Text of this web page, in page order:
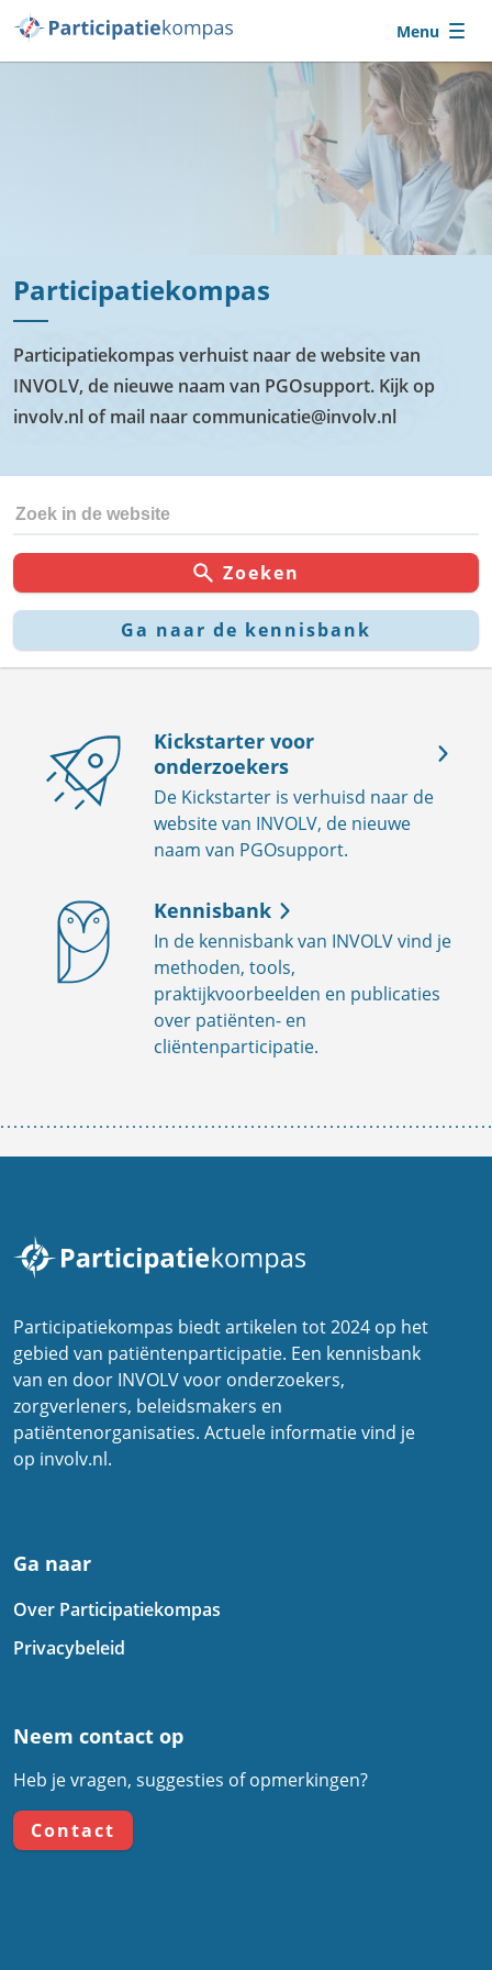
Ga naar de hoofdcontent Menu
Participatiekompas
Participatiekompas verhuist naar de website van
INVOLV, de nieuwe naam van PGOsupport. Kijk op
involv.nl of mail naar communicatie@involv.nl
Zoeken
Ga naar de kennisbank
Kickstarter voor
onderzoekers
De Kickstarter is verhuisd naar de
website van INVOLV, de nieuwe
naam van PGOsupport.
Kennisbank
In de kennisbank van INVOLV vind je
methoden, tools,
praktijkvoorbeelden en publicaties
over patiënten- en
cliëntenparticipatie.
Participatiekompas biedt artikelen tot 2024 op het
gebied van patiëntenparticipatie. Een kennisbank
van en door INVOLV voor onderzoekers,
zorgverleners, beleidsmakers en
patiëntenorganisaties. Actuele informatie vind je
op involv.nl.
Ga naar
Over Participatiekompas
Privacybeleid
Neem contact op
Heb je vragen, suggesties of opmerkingen?
Contact